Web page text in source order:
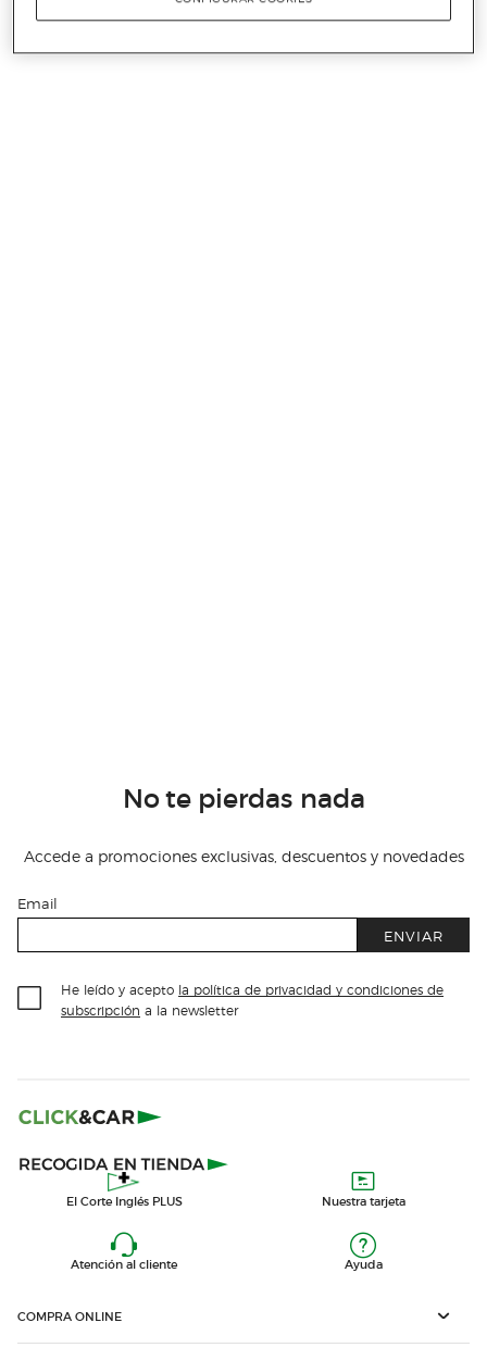
No te pierdas nada
Accede a promociones exclusivas, descuentos y novedades
Email
ENVIAR
He leído y acepto la política de privacidad y condiciones de
subscripción a la newsletter
El Corte Inglés PLUS Nuestra tarjeta
Atención al cliente Ayuda
COMPRA ONLINE